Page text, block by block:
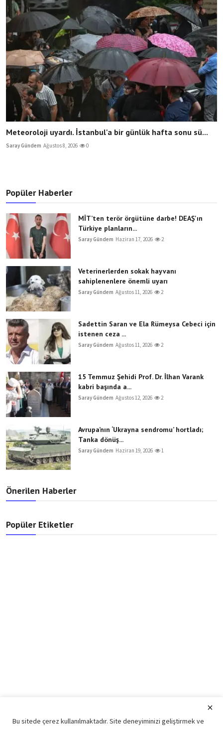
Meteoroloji uyardı. İstanbul'a bir günlük hafta sonu sü...
Saray Gündem Ağustos 8, 2026 0
Popüler Haberler
MİT’ten terör örgütüne darbe! DEAŞ'ın
Türkiye planların...
Saray Gündem Haziran 17, 2026 2
Veterinerlerden sokak hayvanı
sahiplenenlere önemli uyarı
Saray Gündem Ağustos 11, 2026 2
Sadettin Saran ve Ela Rümeysa Cebeci için
istenen ceza ...
Saray Gündem Ağustos 11, 2026 2
15 Temmuz Şehidi Prof. Dr. İlhan Varank
kabri başında a...
Saray Gündem Ağustos 12, 2026 2
Avrupa’nın ‘Ukrayna sendromu’ hortladı;
Tanka dönüş...
Saray Gündem Haziran 19, 2026 1
Önerilen Haberler
Popüler Etiketler
Bu sitede çerez kullanılmaktadır. Site deneyiminizi geliştirmek ve